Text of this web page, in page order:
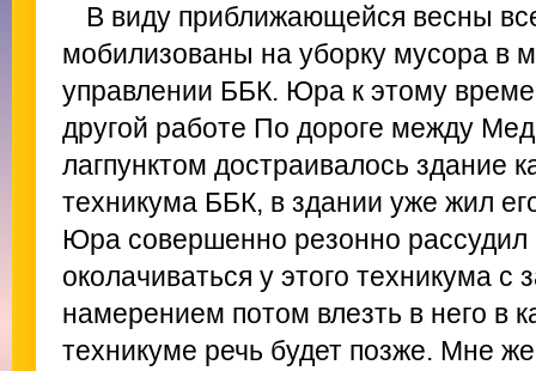
В виду приближающейся весны
мобилизованы на уборку мусора в
управлении ББК. Юра к этому
другой работе По дороге между
лагпунктом достраивалось здание
техникума ББК, в здании уже жил
Юра совершенно резонно рассудил
околачиваться у этого техникума
намерением потом влезть в него в
техникуме речь будет позже. Мне